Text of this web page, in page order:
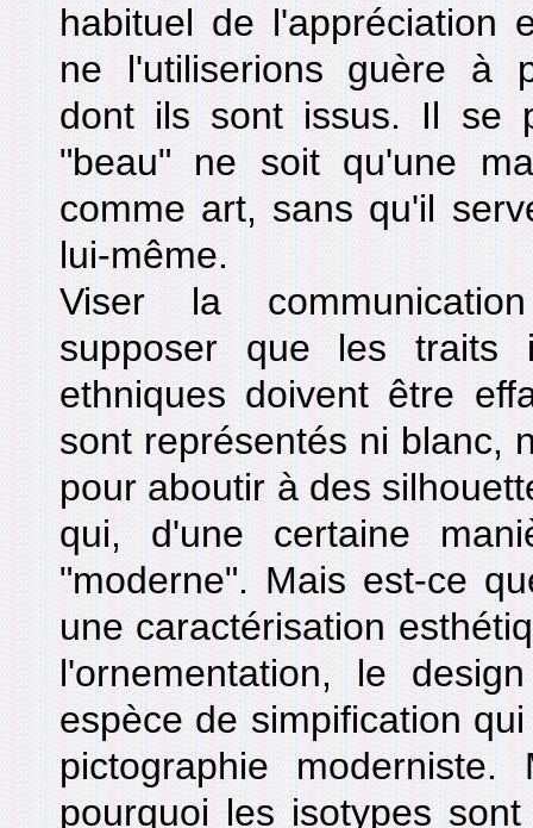
habituel de l'appréciation
ne l'utiliserions guère à
dont ils sont issus. Il se
"beau" ne soit qu'une
comme art, sans qu'il
lui-même.
Viser la
supposer que les traits
ethniques doivent être
sont représentés ni blanc,
pour aboutir à des
qui, d'une certaine
"moderne". Mais est-ce
une caractérisation
l'ornementation, le
espèce de simpification
pictographie
pourquoi les isotypes